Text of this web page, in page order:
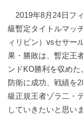
2019年8月24日フ
級暫定タイトルマッ
ィリピン）vsセサー
果・勝敗は、暫定王
ンドKO勝利を収め
防衛に成功、戦績を
級正規王者ゾラ二・
していきたいと思い